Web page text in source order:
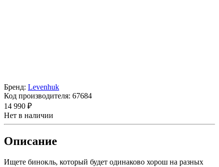
Бренд: Levenhuk
Код производителя: 67684
14 990 ₽
Нет в наличии
Описание
Ищете бинокль, который будет одинаково хорош на разных